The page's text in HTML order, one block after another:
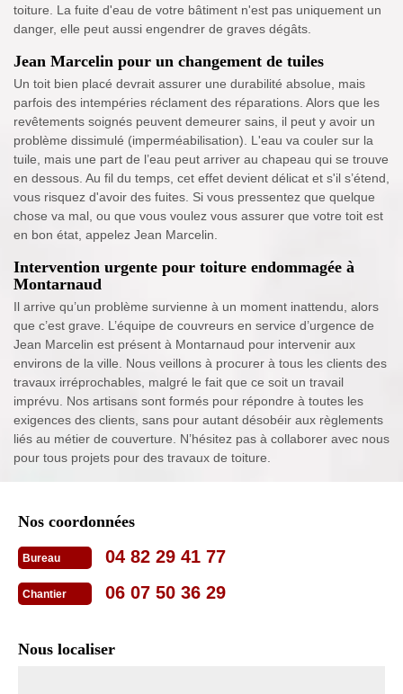
toiture. La fuite d'eau de votre bâtiment n'est pas uniquement un
danger, elle peut aussi engendrer de graves dégâts.
Jean Marcelin pour un changement de tuiles
Un toit bien placé devrait assurer une durabilité absolue, mais
parfois des intempéries réclament des réparations. Alors que les
revêtements soignés peuvent demeurer sains, il peut y avoir un
problème dissimulé (imperméabilisation). L'eau va couler sur la
tuile, mais une part de l’eau peut arriver au chapeau qui se trouve
en dessous. Au fil du temps, cet effet devient délicat et s'il s’étend,
vous risquez d'avoir des fuites. Si vous pressentez que quelque
chose va mal, ou que vous voulez vous assurer que votre toit est
en bon état, appelez Jean Marcelin.
Intervention urgente pour toiture endommagée à
Montarnaud
Il arrive qu’un problème survienne à un moment inattendu, alors
que c’est grave. L’équipe de couvreurs en service d’urgence de
Jean Marcelin est présent à Montarnaud pour intervenir aux
environs de la ville. Nous veillons à procurer à tous les clients des
travaux irréprochables, malgré le fait que ce soit un travail
imprévu. Nos artisans sont formés pour répondre à toutes les
exigences des clients, sans pour autant désobéir aux règlements
liés au métier de couverture. N’hésitez pas à collaborer avec nous
pour tous projets pour des travaux de toiture.
Nos coordonnées
Bureau 04 82 29 41 77
Chantier 06 07 50 36 29
Nous localiser